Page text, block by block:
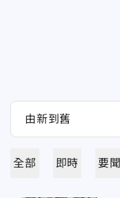
全部 即時 要聞